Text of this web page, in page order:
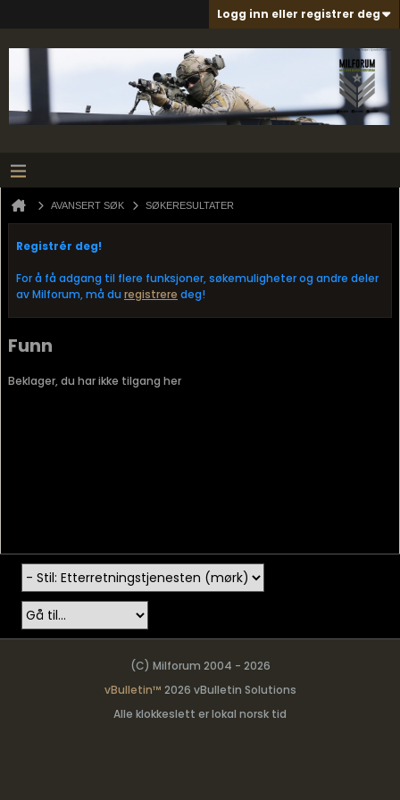
Logg inn eller registrer deg
AVANSERT SØK SØKERESULTATER
Registrér deg!
For å få adgang til flere funksjoner, søkemuligheter og andre deler
av Milforum, må du registrere deg!
Funn
Beklager, du har ikke tilgang her
(C) Milforum 2004 - 2026
vBulletin™ 2026 vBulletin Solutions
Alle klokkeslett er lokal norsk tid